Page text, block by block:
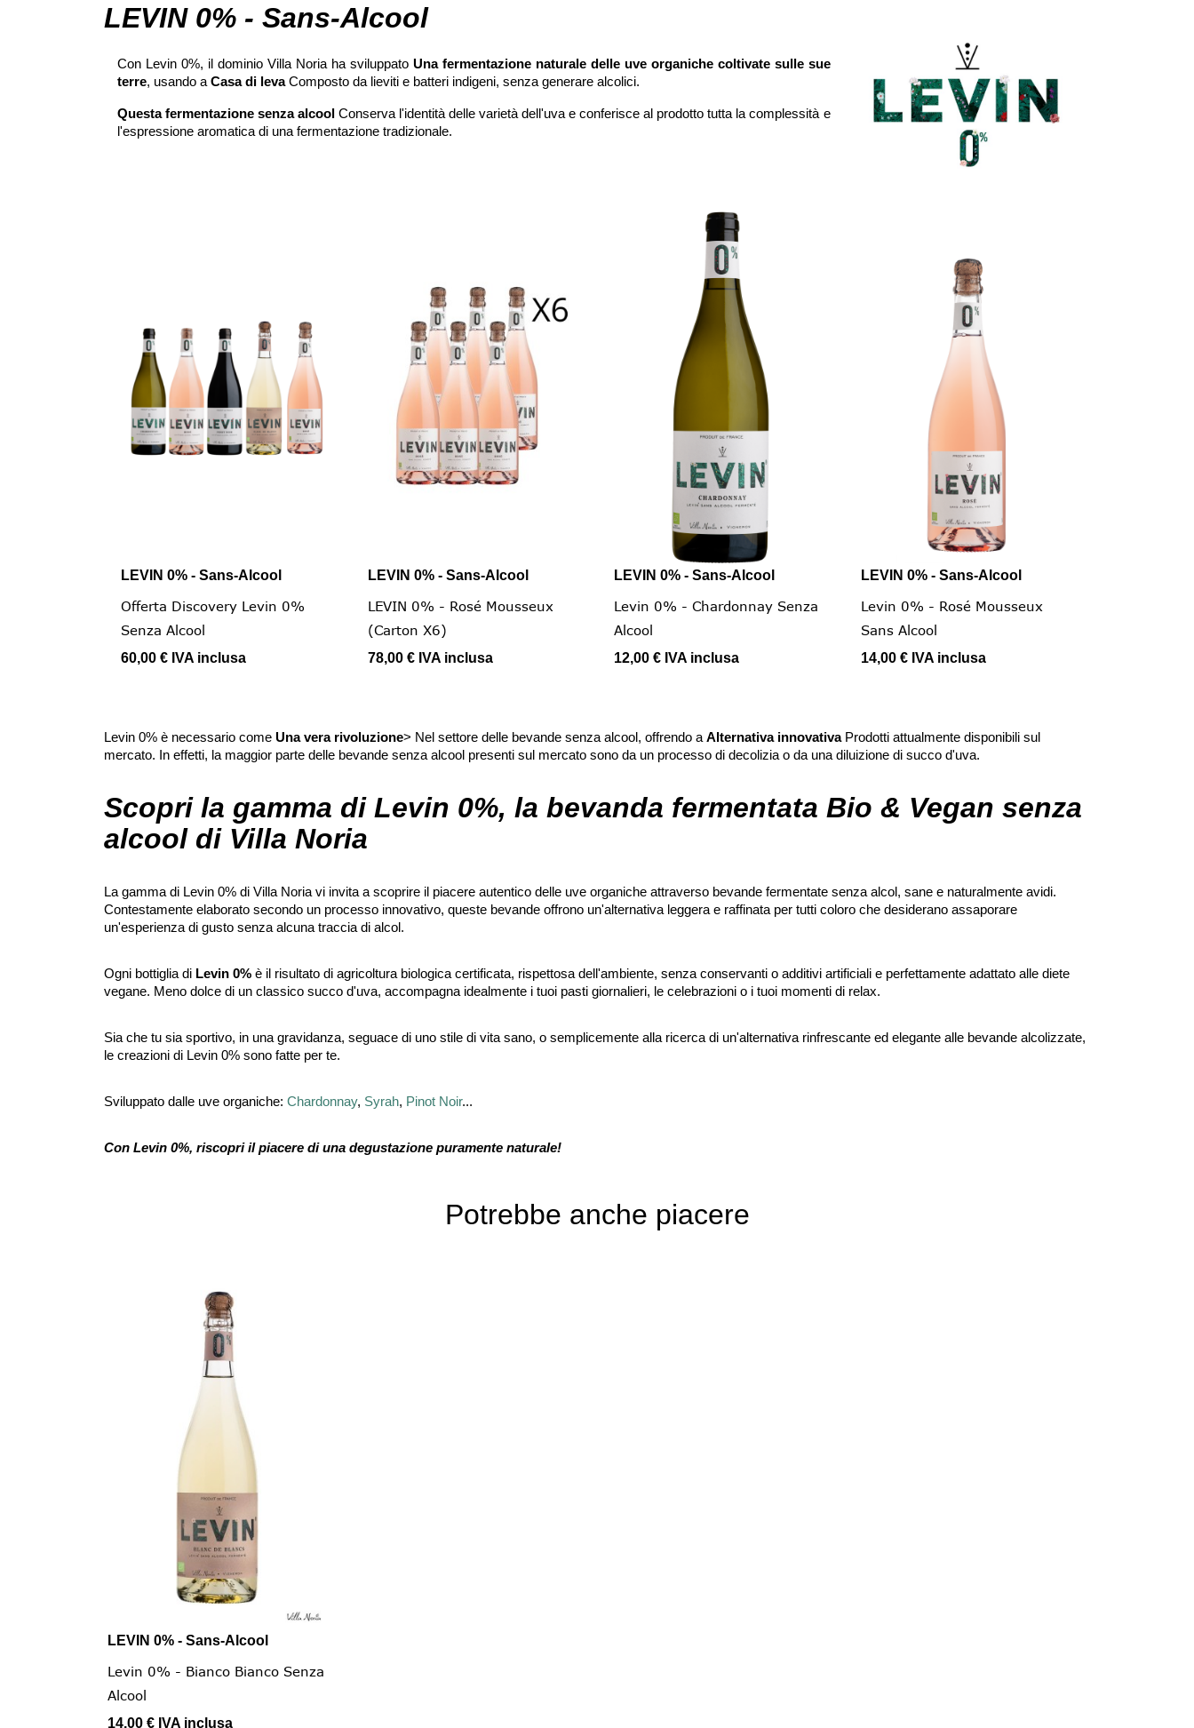
LEVIN 0% - Sans-Alcool
Con Levin 0%, il dominio Villa Noria ha sviluppato Una fermentazione naturale delle uve organiche coltivate sulle sue
terre, usando a Casa di levaComposto da lieviti e batteri indigeni, senza generare alcolici.
Questa fermentazione senza alcool Conserva l'identità delle varietà dell'uva e conferisce al prodotto tutta la complessità e
l'espressione aromatica di una fermentazione tradizionale.
 Vista rapida
LEVIN 0% - Sans-Alcool
Offerta Discovery Levin 0%
Senza Alcool
60,00 € IVA inclusa
 Vista rapida
LEVIN 0% - Sans-Alcool
LEVIN 0% - Rosé Mousseux
(Carton X6)
78,00 € IVA inclusa
 Vista rapida
LEVIN 0% - Sans-Alcool
Levin 0% - Chardonnay Senza
Alcool
12,00 € IVA inclusa
 Vista rapida
LEVIN 0% - Sans-Alcool
Levin 0% - Rosé Mousseux
Sans Alcool
14,00 € IVA inclusa
Levin 0% è necessario come Una vera rivoluzione> Nel settore delle bevande senza alcool, offrendo a Alternativa innovativaProdotti attualmente disponibili sul
mercato. In effetti, la maggior parte delle bevande senza alcool presenti sul mercato sono da un processo di decolizia o da una diluizione di succo d'uva.
Scopri la gamma di Levin 0%, la bevanda fermentata Bio & Vegan senza
alcool di Villa Noria
La gamma di Levin 0% di Villa Noria vi invita a scoprire il piacere autentico delle uve organiche attraverso bevande fermentate senza alcol, sane e naturalmente avidi.
Contestamente elaborato secondo un processo innovativo, queste bevande offrono un'alternativa leggera e raffinata per tutti coloro che desiderano assaporare
un'esperienza di gusto senza alcuna traccia di alcol.
Ogni bottiglia di Levin 0% è il risultato di agricoltura biologica certificata, rispettosa dell'ambiente, senza conservanti o additivi artificiali e perfettamente adattato alle diete
vegane. Meno dolce di un classico succo d'uva, accompagna idealmente i tuoi pasti giornalieri, le celebrazioni o i tuoi momenti di relax.
Sia che tu sia sportivo, in una gravidanza, seguace di uno stile di vita sano, o semplicemente alla ricerca di un'alternativa rinfrescante ed elegante alle bevande alcolizzate,
le creazioni di Levin 0% sono fatte per te.
Sviluppato dalle uve organiche: Chardonnay, Syrah, Pinot Noir...
Con Levin 0%, riscopri il piacere di una degustazione puramente naturale!
Potrebbe anche piacere
Vista rapida
LEVIN 0% - Sans-Alcool
Levin 0% - Bianco Bianco Senza
Alcool
14,00 € IVA inclusa